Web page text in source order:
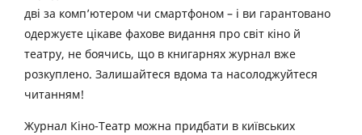
дві за комп’ютером чи смартфоном – і ви гарантовано
одержуєте цікаве фахове видання про світ кіно й
театру, не боячись, що в книгарнях журнал вже
розкуплено. Залишайтеся вдома та насолоджуйтеся
читанням!
Журнал Кіно-Театр можна придбати в київських